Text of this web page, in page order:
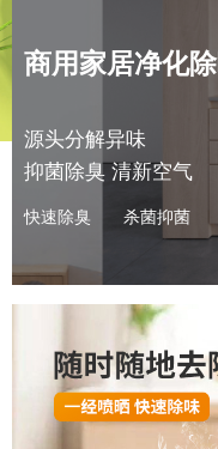
商用家居净化
源头分解异味
抑菌除臭 清新空气
快速除臭 杀菌抑菌